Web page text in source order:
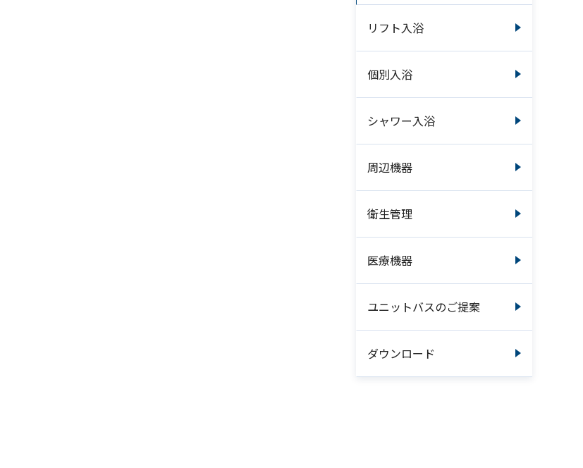
リフト入浴
個別入浴
シャワー入浴
周辺機器
衛生管理
医療機器
ユニットバスのご提案
ダウンロード